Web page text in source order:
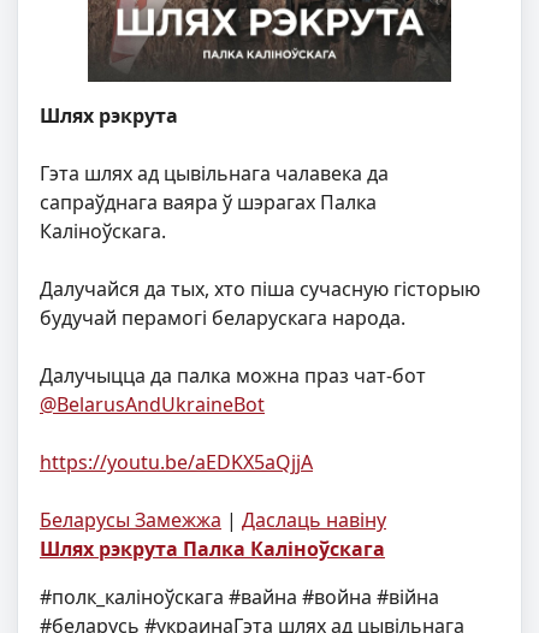
Шлях рэкрута
Гэта шлях ад цывільнага чалавека да
сапраўднага ваяра ў шэрагах Палка
Каліноўскага.
Далучайся да тых, хто піша сучасную гісторыю
будучай перамогі беларускага народа.
Далучыцца да палка можна праз чат-бот
@BelarusAndUkraineBot
https://youtu.be/aEDKX5aQjjA
Беларусы Замежжа | Даслаць навіну
Шлях рэкрута Палка Каліноўскага
#полк_каліноўскага #вайна #война #війна
#беларусь #украинаГэта шлях ад цывільнага